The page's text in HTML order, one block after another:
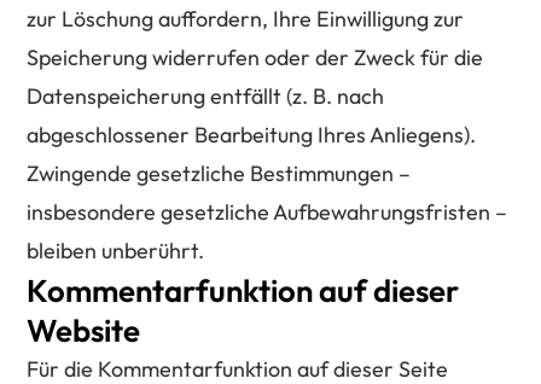
zur Löschung auffordern, Ihre Einwilligung zur
Speicherung widerrufen oder der Zweck für die
Datenspeicherung entfällt (z. B. nach
abgeschlossener Bearbeitung Ihres Anliegens).
Zwingende gesetzliche Bestimmungen –
insbesondere gesetzliche Aufbewahrungsfristen –
bleiben unberührt.
Kommentarfunktion auf dieser
Website
Für die Kommentarfunktion auf dieser Seite